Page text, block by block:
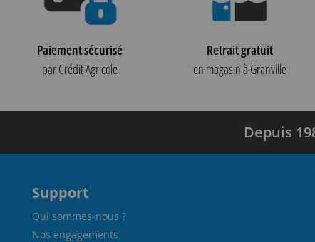
Paiement sécurisé
par Crédit Agricole
Retrait gratuit
en magasin à Granville
Depuis
Support
Qui sommes-nous ?
Nos engagements